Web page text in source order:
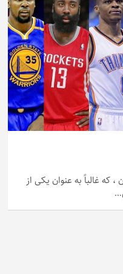
که غالباً به عنوان یکی از